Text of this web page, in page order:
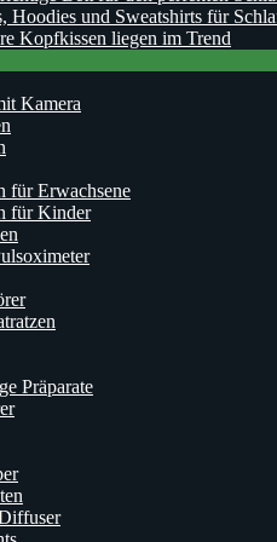
Hoodies und Sweatshirts für
Kopfkissen liegen im Trend
Kamera
für Erwachsene
für Kinder
Präparate